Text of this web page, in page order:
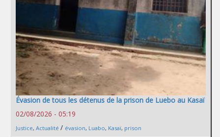
Évasion de tous les détenus de la prison de Luebo au Kasaï
02/08/2026 - 05:19
Justice, Actualité / évasion, Luabo, Kasaï, prison